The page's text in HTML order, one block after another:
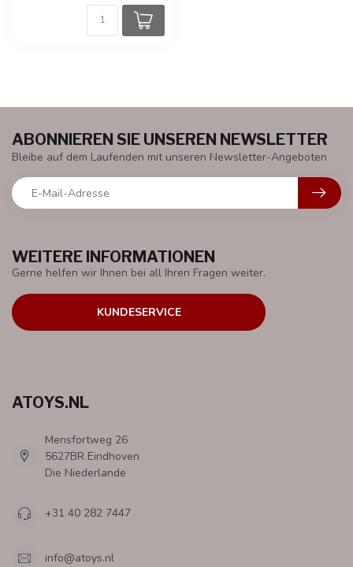
WEITERE INFORMATIONEN
Gerne helfen wir Ihnen bei all Ihren Fragen weiter.
KUNDESERVICE
ABONNIEREN SIE UNSEREN NEWSLETTER
Bleibe auf dem Laufenden mit unseren Newsletter-Angeboten
ATOYS.NL
Mensfortweg 26
5627BR Eindhoven
Die Niederlande
+31 40 282 7447
info@atoys.nl